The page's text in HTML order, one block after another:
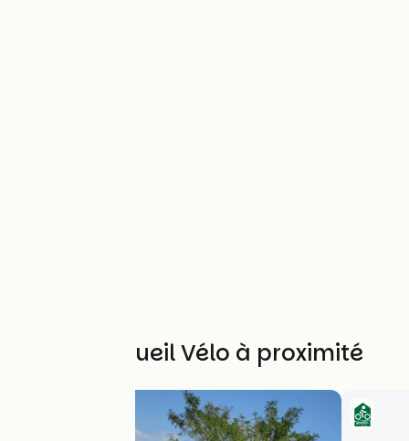
Autres Accueil Vélo à proximité